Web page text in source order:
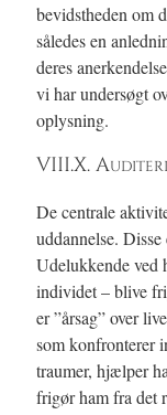
bevidstheden om
således en
deres
vi har undersøgt
oplysning.
VIII.X.
De centrale
uddannelse.
Udelukkende ved
individet – blive
er ”årsag” over
som konfronterer
traumer, hjælper
frigør ham fra det